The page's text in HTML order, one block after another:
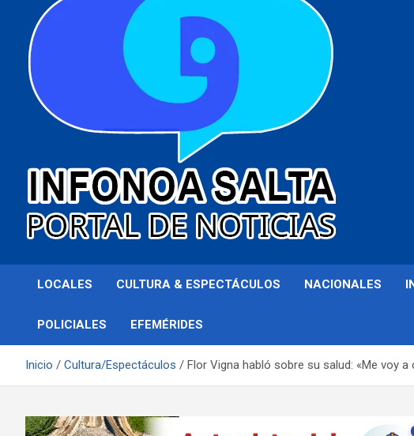
Infonoa Salta
LOCALES CULTURA & ESPECTÁCULOS NACIONALES
POLICIALES EFEMÉRIDES
Inicio Cultura/Espectáculos Flor Vigna habló sobre su salud: «Me voy a